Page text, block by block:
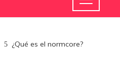
¿Qué es el normcore?